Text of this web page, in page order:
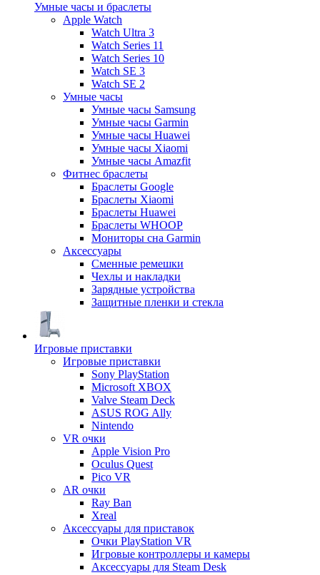
Умные часы и браслеты
Apple Watch
Watch Ultra 3
Watch Series 11
Watch Series 10
Watch SE 3
Watch SE 2
Умные часы
Умные часы Samsung
Умные часы Garmin
Умные часы Huawei
Умные часы Xiaomi
Умные часы Amazfit
Фитнес браслеты
Браслеты Google
Браслеты Xiaomi
Браслеты Huawei
Браслеты WHOOP
Мониторы сна Garmin
Аксессуары
Сменные ремешки
Чехлы и накладки
Зарядные устройства
Защитные пленки и стекла
Игровые приставки
Игровые приставки
Sony PlayStation
Microsoft XBOX
Valve Steam Deck
ASUS ROG Ally
Nintendo
VR очки
Apple Vision Pro
Oculus Quest
Pico VR
AR очки
Ray Ban
Xreal
Аксессуары для приставок
Очки PlayStation VR
Игровые контроллеры и камеры
Аксессуары для Steam Desk